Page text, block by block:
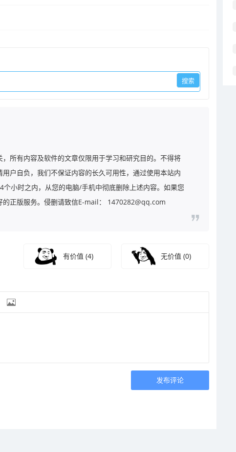
所有内容及软件的文章仅限用于学习和研究目的。不得将
户自负，我们不保证内容的长久可用性，通过使用本站内
小时之内，从您的电脑/手机中彻底删除上述内容。如果您
正版服务。侵删请致信E-mail： 1470282@qq.com
有价值(4) 无价值(0)

发布评论